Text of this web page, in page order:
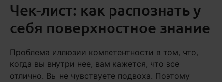
Чек-лист: как распознать у
себя поверхностное знание
Проблема иллюзии компетентности в том, что,
когда вы внутри нее, вам кажется, что все
отлично. Вы не чувствуете подвоха. Поэтому